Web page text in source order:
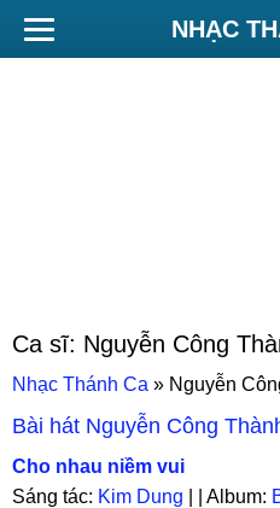
NHẠC
Ca sĩ: Nguyễn Công
Nhạc Thánh Ca » Nguyễn
Bài hát Nguyễn Công
Cho nhau niềm vui
Sáng tác: Kim Dung | | Album: